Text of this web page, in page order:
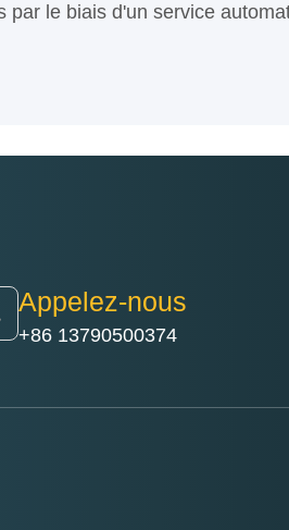
le biais d'un service
Appelez-nous
+86 13790500374